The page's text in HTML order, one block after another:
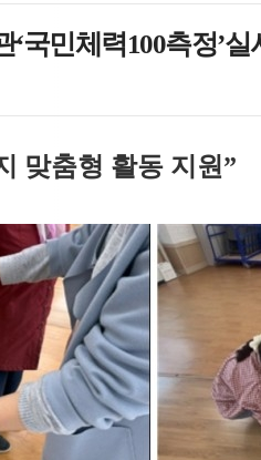
국민체력100측정’실
맞춤형 활동 지원”